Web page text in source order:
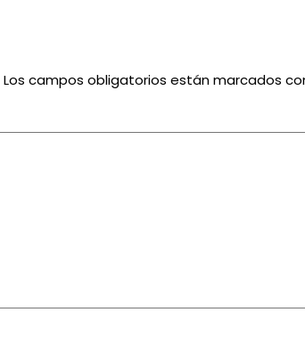
Los campos obligatorios están marcados